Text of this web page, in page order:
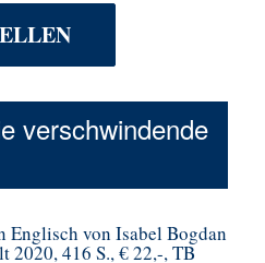
verschwindende
Englisch von Isabel Bogdan
2020, 416 S., € 22,-, TB